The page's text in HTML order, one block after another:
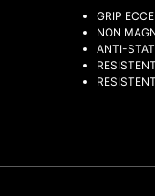
GRIP
NON
ANTI-